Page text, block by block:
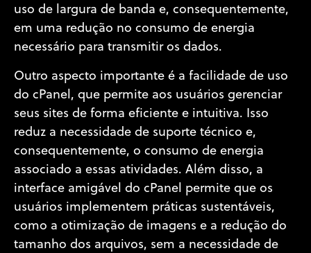
uso de largura de banda e, consequentemente,
em uma redução no consumo de energia
necessário para transmitir os dados.
Outro aspecto importante é a facilidade de uso
do cPanel, que permite aos usuários gerenciar
seus sites de forma eficiente e intuitiva. Isso
reduz a necessidade de suporte técnico e,
consequentemente, o consumo de energia
associado a essas atividades. Além disso, a
interface amigável do cPanel permite que os
usuários implementem práticas sustentáveis,
como a otimização de imagens e a redução do
tamanho dos arquivos, sem a necessidade de